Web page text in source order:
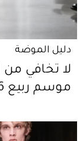
دليل الموضة
لا تخافي من
موسم ربيع 2016